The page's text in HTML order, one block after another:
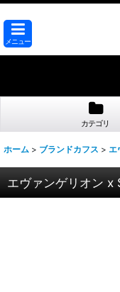
メニュー
カテゴリ
ホーム > ブランドカフス > エ
エヴァンゲリオン x